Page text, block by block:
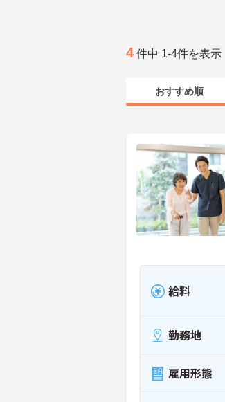
4 件中 1-4件を表示
おすすめ順
給料
勤務地
雇用形態